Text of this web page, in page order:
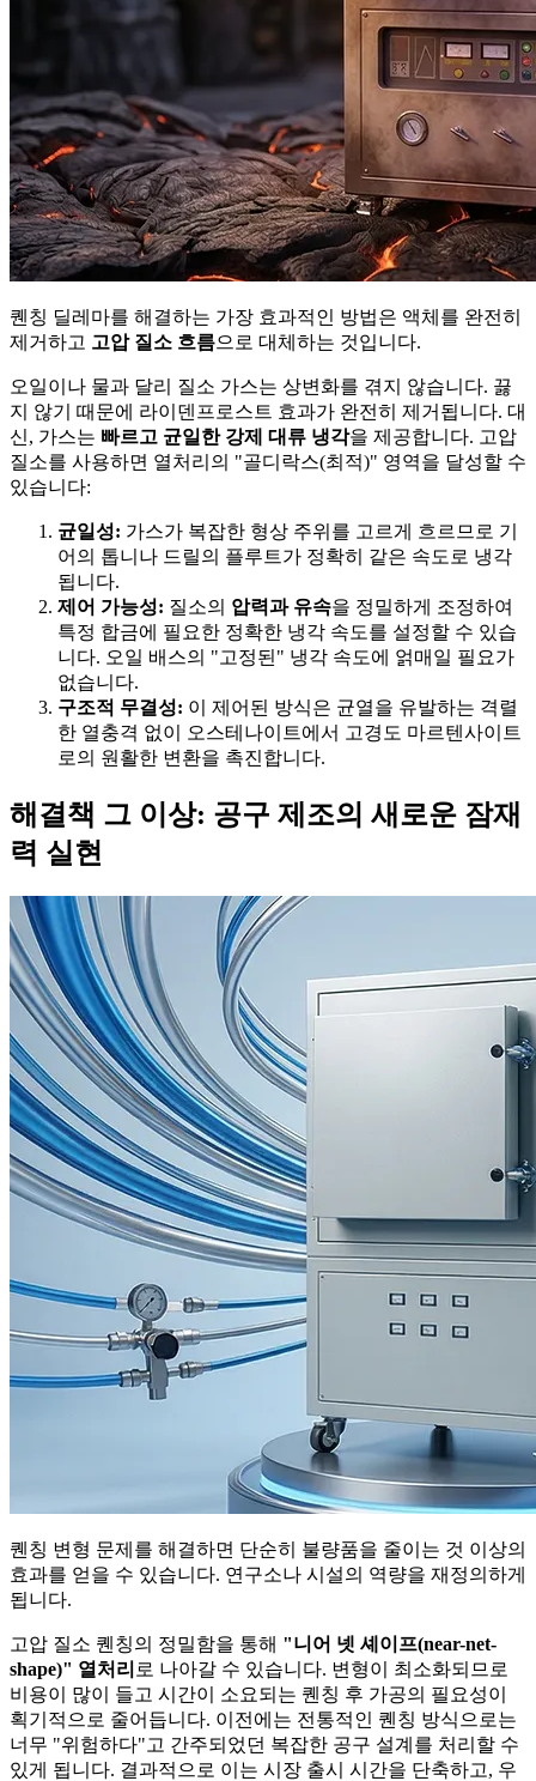
퀜칭 딜레마를 해결하는 가장 효과적인 방법은 액체를 완전히
제거하고 고압 질소 흐름으로 대체하는 것입니다.
오일이나 물과 달리 질소 가스는 상변화를 겪지 않습니다. 끓
지 않기 때문에 라이덴프로스트 효과가 완전히 제거됩니다. 대
신, 가스는 빠르고 균일한 강제 대류 냉각을 제공합니다. 고압
질소를 사용하면 열처리의 "골디락스(최적)" 영역을 달성할 수
있습니다:
균일성: 가스가 복잡한 형상 주위를 고르게 흐르므로 기
어의 톱니나 드릴의 플루트가 정확히 같은 속도로 냉각
됩니다.
제어 가능성: 질소의 압력과 유속을 정밀하게 조정하여
특정 합금에 필요한 정확한 냉각 속도를 설정할 수 있습
니다. 오일 배스의 "고정된" 냉각 속도에 얽매일 필요가
없습니다.
구조적 무결성: 이 제어된 방식은 균열을 유발하는 격렬
한 열충격 없이 오스테나이트에서 고경도 마르텐사이트
로의 원활한 변환을 촉진합니다.
해결책 그 이상: 공구 제조의 새로운 잠재
력 실현
퀜칭 변형 문제를 해결하면 단순히 불량품을 줄이는 것 이상의
효과를 얻을 수 있습니다. 연구소나 시설의 역량을 재정의하게
됩니다.
고압 질소 퀜칭의 정밀함을 통해 "니어 넷 셰이프(near-net-
shape)" 열처리 로 나아갈 수 있습니다. 변형이 최소화되므로
비용이 많이 들고 시간이 소요되는 퀜칭 후 가공의 필요성이
획기적으로 줄어듭니다. 이전에는 전통적인 퀜칭 방식으로는
너무 "위험하다"고 간주되었던 복잡한 공구 설계를 처리할 수
있게 됩니다. 결과적으로 이는 시장 출시 시간을 단축하고, 우